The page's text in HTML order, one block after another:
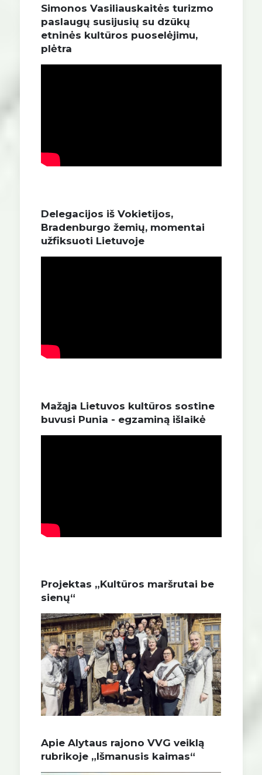
Simonos Vasiliauskaitės turizmo
paslaugų susijusių su dzūkų
etninės kultūros puoselėjimu,
plėtra
Delegacijos iš Vokietijos,
Bradenburgo žemių, momentai
užfiksuoti Lietuvoje
Mažąja Lietuvos kultūros sostine
buvusi Punia - egzaminą išlaikė
Projektas „Kultūros maršrutai be
sienų“
Apie Alytaus rajono VVG veiklą
rubrikoje „Išmanusis kaimas“